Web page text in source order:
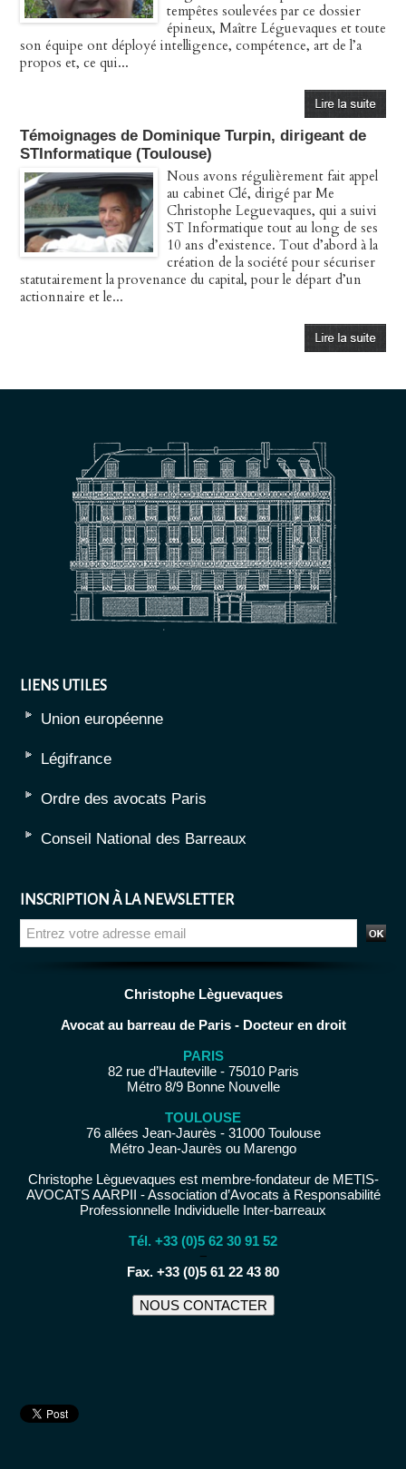
tempêtes soulevées par ce dossier
épineux, Maître Léguevaques et toute
son équipe ont déployé intelligence, compétence, art de l’a
propos et, ce qui...
Témoignages de Dominique Turpin, dirigeant de
STInformatique (Toulouse)
Nous avons régulièrement fait appel
au cabinet Clé, dirigé par Me
Christophe Leguevaques, qui a suivi
ST Informatique tout au long de ses
10 ans d’existence. Tout d’abord à la
création de la société pour sécuriser
statutairement la provenance du capital, pour le départ d’un
actionnaire et le...
LIENS UTILES
Union européenne
Légifrance
Ordre des avocats Paris
Conseil National des Barreaux
INSCRIPTION À LA NEWSLETTER
Christophe Lèguevaques
Avocat au barreau de Paris - Docteur en droit
PARIS
82 rue d’Hauteville - 75010 Paris
Métro 8/9 Bonne Nouvelle
TOULOUSE
76 allées Jean-Jaurès - 31000 Toulouse
Métro Jean-Jaurès ou Marengo
Christophe Lèguevaques est membre-fondateur de METIS-
AVOCATS AARPII - Association d’Avocats à Responsabilité
Professionnelle Individuelle Inter-barreaux
Tél. +33 (0)5 62 30 91 52
−
Fax. +33 (0)5 61 22 43 80
NOUS CONTACTER